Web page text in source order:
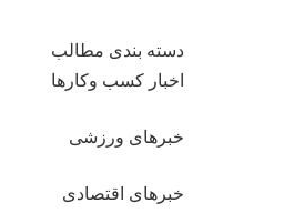
دسته بندی مطالب
اخبار کسب وکارها
خبرهای ورزشی
خبرهای اقتصادی